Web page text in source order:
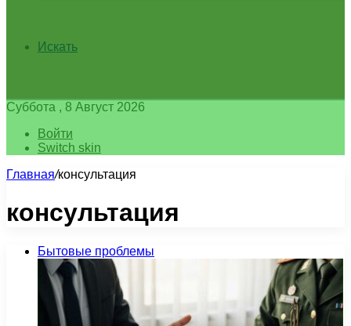
Искать
Суббота , 8 Август 2026
Войти
Switch skin
Главная/консультация
консультация
Бытовые проблемы